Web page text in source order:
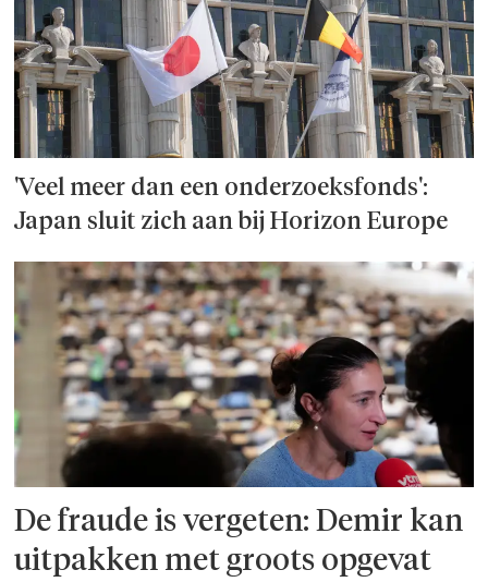
'Veel meer dan een onderzoeks­fonds':
Japan sluit zich aan bij Horizon Europe
De fraude is vergeten: Demir kan
uitpakken met groots opgevat